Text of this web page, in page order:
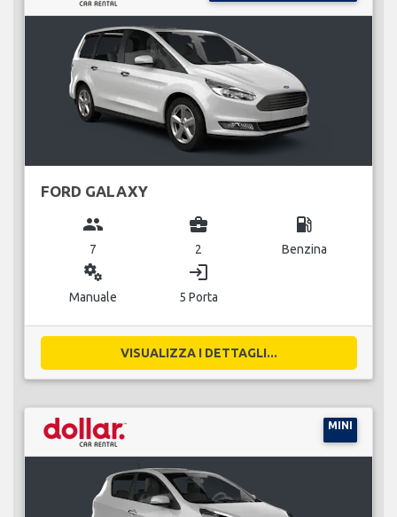
FORD GALAXY
group
7
business_center
2
local_gas_station
Benzina
miscellaneous_services
Manuale
login
5 Porta
VISUALIZZA I DETTAGLI...
MINI